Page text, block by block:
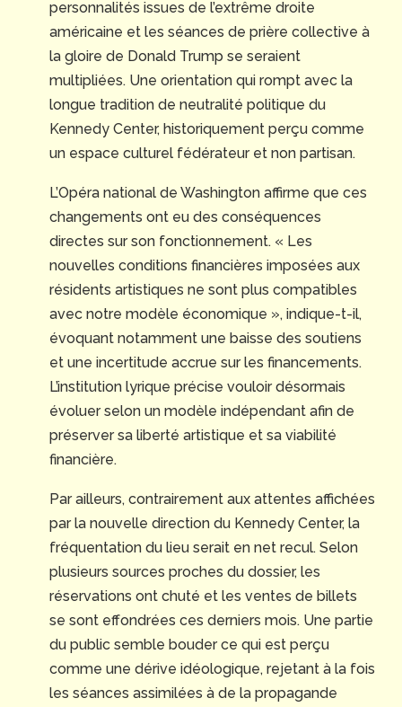
personnalités issues de l’extrême droite
américaine et les séances de prière collective à
la gloire de Donald Trump se seraient
multipliées. Une orientation qui rompt avec la
longue tradition de neutralité politique du
Kennedy Center, historiquement perçu comme
un espace culturel fédérateur et non partisan.
L’Opéra national de Washington affirme que ces
changements ont eu des conséquences
directes sur son fonctionnement. « Les
nouvelles conditions financières imposées aux
résidents artistiques ne sont plus compatibles
avec notre modèle économique », indique-t-il,
évoquant notamment une baisse des soutiens
et une incertitude accrue sur les financements.
L’institution lyrique précise vouloir désormais
évoluer selon un modèle indépendant afin de
préserver sa liberté artistique et sa viabilité
financière.
Par ailleurs, contrairement aux attentes affichées
par la nouvelle direction du Kennedy Center, la
fréquentation du lieu serait en net recul. Selon
plusieurs sources proches du dossier, les
réservations ont chuté et les ventes de billets
se sont effondrées ces derniers mois. Une partie
du public semble bouder ce qui est perçu
comme une dérive idéologique, rejetant à la fois
les séances assimilées à de la propagande